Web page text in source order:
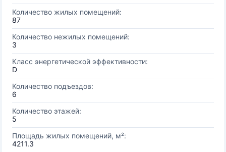
Количество жилых помещений:
87
Количество нежилых помещений:
3
Класс энергетической эффективности:
D
Количество подъездов:
6
Количество этажей:
5
Площадь жилых помещений, м²:
4211.3